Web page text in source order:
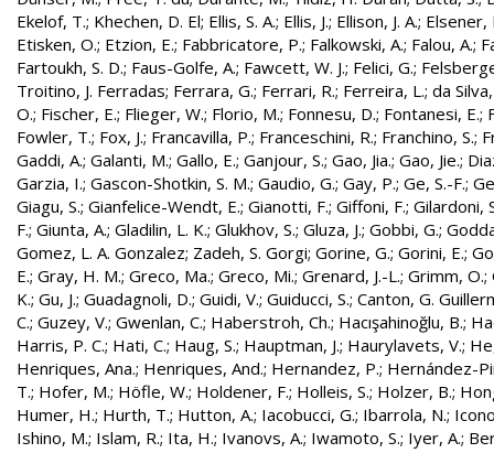
Ekelof, T.; Khechen, D. El; Ellis, S. A.; Ellis, J.; Ellison, J. A.; Elsener,
Etisken, O.; Etzion, E.; Fabbricatore, P.; Falkowski, A.; Falou, A.;
Fartoukh, S. D.; Faus-Golfe, A.; Fawcett, W. J.; Felici, G.;
Troitino, J. Ferradas; Ferrara, G.; Ferrari, R.; Ferreira, L.; da
O.; Fischer, E.; Flieger, W.; Florio, M.; Fonnesu, D.; Fontanesi, E.;
Fowler, T.; Fox, J.; Francavilla, P.; Franceschini, R.; Franchino, S.;
Gaddi, A.; Galanti, M.; Gallo, E.; Ganjour, S.; Gao, Jia.; Gao, Jie.;
Garzia, I.; Gascon-Shotkin, S. M.; Gaudio, G.; Gay, P.; Ge, S.-F.;
Giagu, S.; Gianfelice-Wendt, E.; Gianotti, F.; Giffoni, F.; Gilardoni,
F.; Giunta, A.; Gladilin, L. K.; Glukhov, S.; Gluza, J.; Gobbi, G.;
Gomez, L. A. Gonzalez; Zadeh, S. Gorgi; Gorine, G.; Gorini, E.;
E.; Gray, H. M.; Greco, Ma.; Greco, Mi.; Grenard, J.-L.; Grimm, O.;
K.; Gu, J.; Guadagnoli, D.; Guidi, V.; Guiducci, S.; Canton, G.
C.; Guzey, V.; Gwenlan, C.; Haberstroh, Ch.; Hacışahinoğlu, B.;
Harris, P. C.; Hati, C.; Haug, S.; Hauptman, J.; Haurylavets, V.;
Henriques, Ana.; Henriques, And.; Hernandez, P.; Hernández-
T.; Hofer, M.; Höfle, W.; Holdener, F.; Holleis, S.; Holzer, B.;
Humer, H.; Hurth, T.; Hutton, A.; Iacobucci, G.; Ibarrola, N.;
Ishino, M.; Islam, R.; Ita, H.; Ivanovs, A.; Iwamoto, S.; Iyer, A.;